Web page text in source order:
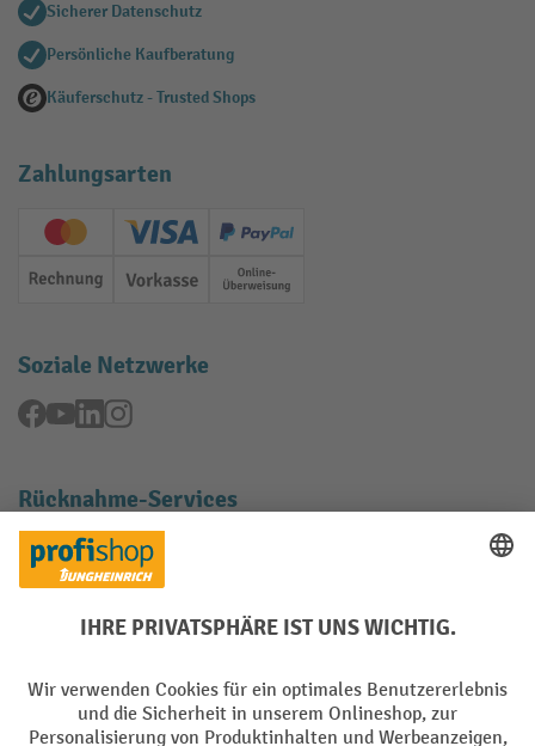
Sicherer Datenschutz
Persönliche Kaufberatung
Käuferschutz - Trusted Shops
Zahlungsarten
Creditcard (Master)Creditcard (Visa)
PayPal
Rechnung Vorkasse Online-Überweisung
Soziale Netzwerke
Facebook
YouTubeLinkedInInstagram
Rücknahme-Services
Elektrogeräte Rückname
Batterie Rückname